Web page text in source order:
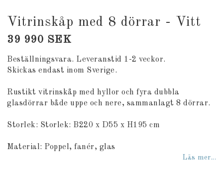
Vitrinskåp med 8 dörrar - Vitt
39 990 SEK
Beställningsvara. Leveranstid 1-2 veckor.
Skickas endast inom Sverige.
Rustikt vitrinskåp med hyllor och fyra dubbla
glasdörrar både uppe och nere, sammanlagt 8 dörrar.
Storlek: Storlek: B220 x D55 x H195 cm
Material: Poppel, fanér, glas
Läs mer...